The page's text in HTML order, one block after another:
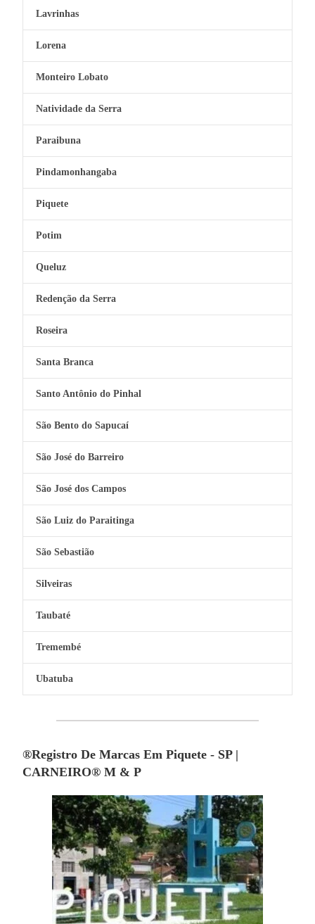
Lavrinhas
Lorena
Monteiro Lobato
Natividade da Serra
Paraibuna
Pindamonhangaba
Piquete
Potim
Queluz
Redenção da Serra
Roseira
Santa Branca
Santo Antônio do Pinhal
São Bento do Sapucaí
São José do Barreiro
São José dos Campos
São Luiz do Paraitinga
São Sebastião
Silveiras
Taubaté
Tremembé
Ubatuba
®Registro De Marcas Em Piquete - SP |
CARNEIRO® M & P